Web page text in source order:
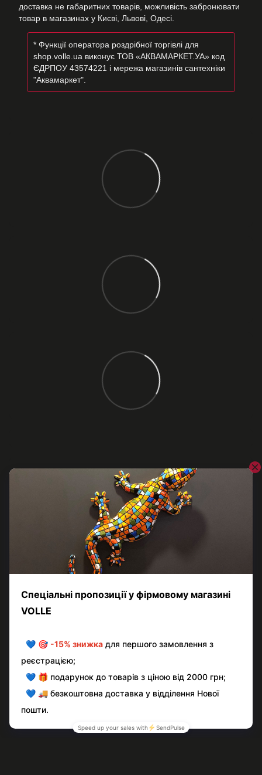
доставка не габаритних товарів, можливість забронювати
товар в магазинах у Києві, Львові, Одесі.
* Функції оператора роздрібної торгівлі для
shop.volle.ua виконує ТОВ «АКВАМАРКЕТ.УА» код
ЄДРПОУ 43574221 і мережа магазинів сантехніки
"Аквамаркет".
Додайте перший відгук
Написати відгук
Повна версія сайту